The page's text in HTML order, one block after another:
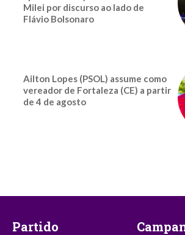
Milei por discurso ao lado de
Flávio Bolsonaro
Ailton Lopes (PSOL) assume como
vereador de Fortaleza (CE) a partir
de 4 de agosto
Partido